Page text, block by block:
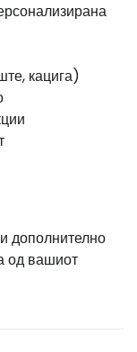
кацига)
дополнително
од вашиот